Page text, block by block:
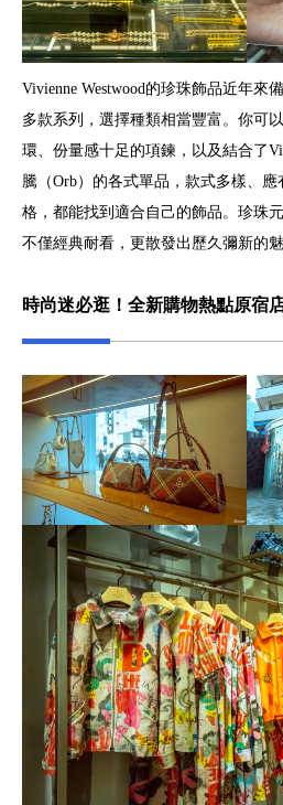
Vivienne Westwood的珍珠飾品近年來
多款系列，選擇種類相當豐富。你可
環、份量感十足的項鍊，以及結合了
騰（Orb）的各式單品，款式多樣、
格，都能找到適合自己的飾品。珍珠
不僅經典耐看，更散發出歷久彌新的魅
時尚迷必逛！全新購物熱點原宿